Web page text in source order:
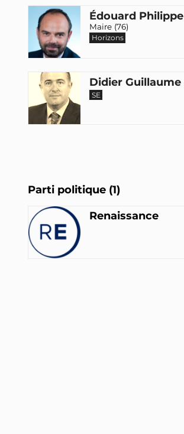
Édouard Philippe
Maire (76)
Horizons
Didier Guillaume
SE
Parti politique (1)
Renaissance